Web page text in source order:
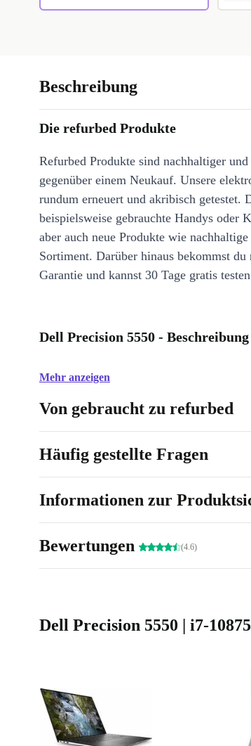
Beschreibung
Die refurbed Produkte
Refurbed Produkte sind nachhaltiger
gegenüber einem Neukauf. Unsere
rundum erneuert und akribisch getestet.
beispielsweise gebrauchte Handys oder
aber auch neue Produkte wie
Sortiment. Darüber hinaus bekommst du
Garantie und kannst 30 Tage gratis
Dell Precision 5550 - Beschreibung
Mehr anzeigen
Von gebraucht zu refurbed
Häufig gestellte Fragen
Informationen zur
Bewertungen (4.6)
Dell Precision 5550 | i7-